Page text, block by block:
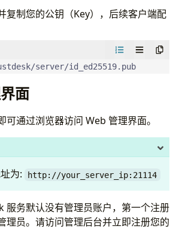
:
data/
data
app/data
:
net
复制您的公钥（Key），后续客户端配
server/id_ed25519.pub
面
可通过浏览器访问 Web 管理界面。
为: http://your_server_ip:21114
服务默认没有管理员账户，第一个注册
理员。请访问管理后台并立即注册您的